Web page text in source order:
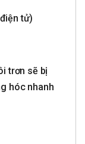
tử)
trơn sẽ bị
hóc nhanh